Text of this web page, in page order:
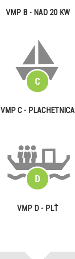
VMP B - NAD 20 KW
VMP C - PLACHETNICA
VMP D - PLŤ